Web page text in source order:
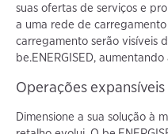
suas ofertas de serviços e
a uma rede de
carregamento serão visíveis
be.ENERGISED,
Operações
Dimensione a sua solução à